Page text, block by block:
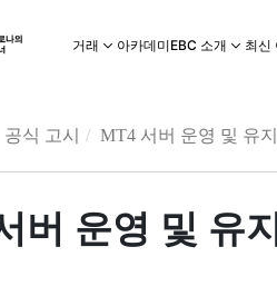
거래 아카데미EBC 소개 최신
공식 고시 MT4 서버 운영 및 유
버 운영 및 유